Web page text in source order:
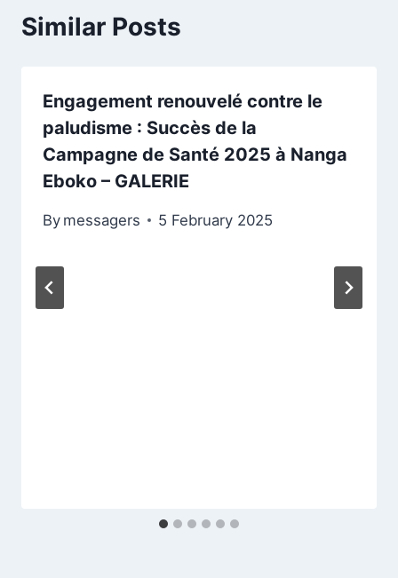
Similar Posts
Engagement renouvelé contre le
paludisme : Succès de la
Campagne de Santé 2025 à Nanga
Eboko – GALERIE
By messagers 5 February 2025